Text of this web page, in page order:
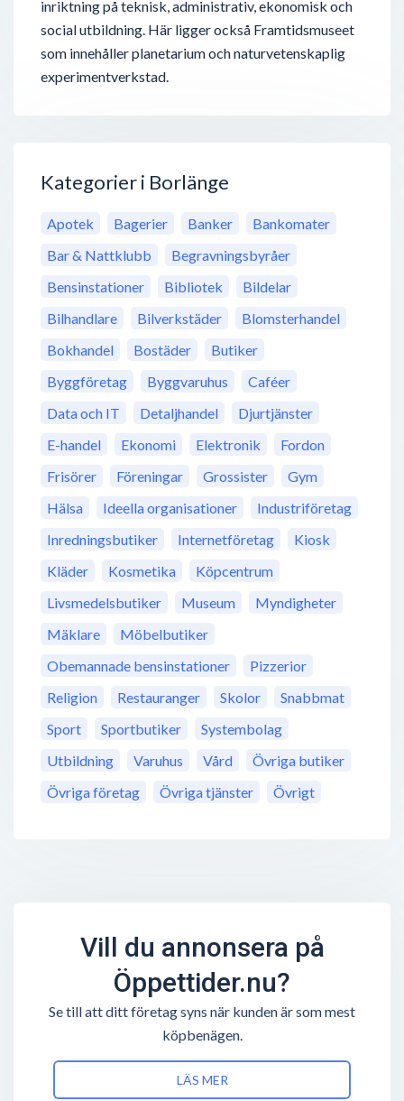
inriktning på teknisk, administrativ, ekonomisk och
social utbildning. Här ligger också Framtidsmuseet
som innehåller planetarium och naturvetenskaplig
experimentverkstad.
Kategorier i Borlänge
Apotek Bagerier Banker
Bankomater
Bar & Nattklubb
Begravningsbyråer
Bensinstationer
Bibliotek
Bildelar
Bilhandlare
Bilverkstäder
Blomsterhandel
Bokhandel
Bostäder
Butiker
Byggföretag
Byggvaruhus
Caféer
Data och IT
Detaljhandel
Djurtjänster
E-handel
Ekonomi Elektronik
Fordon
Frisörer
Föreningar Grossister
Gym
Hälsa
Ideella organisationer
Industriföretag
Inredningsbutiker
Internetföretag
Kiosk
Kläder
Kosmetika
Köpcentrum
Livsmedelsbutiker
Museum
Myndigheter
Mäklare
Möbelbutiker
Obemannade bensinstationer
Pizzerior
Religion
Restauranger Skolor
Snabbmat
Sport
Sportbutiker
Systembolag
Utbildning
Varuhus Vård
Övriga butiker
Övriga företag
Övriga tjänster Övrigt
Vill du annonsera på
Öppettider.nu?
Se till att ditt företag syns när kunden är som mest
köpbenägen.
LÄS MER